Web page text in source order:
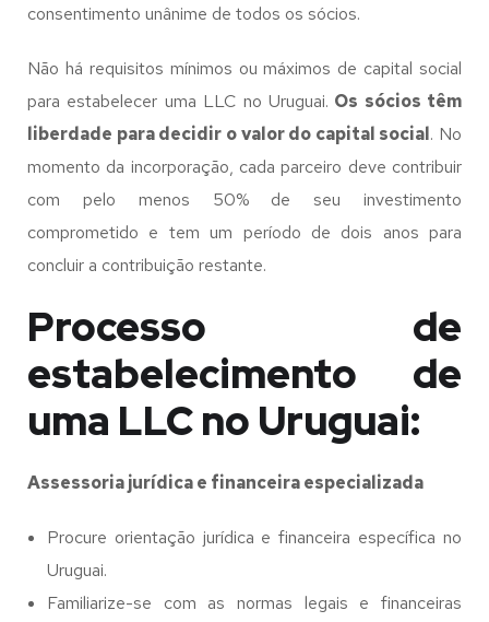
consentimento unânime de todos os sócios.
Não há requisitos mínimos ou máximos de capital social
para estabelecer uma LLC no Uruguai. Os sócios têm
liberdade para decidir o valor do capital social. No
momento da incorporação, cada parceiro deve contribuir
com pelo menos 50% de seu investimento
comprometido e tem um período de dois anos para
concluir a contribuição restante.
Processo de
estabelecimento de
uma LLC no Uruguai:
Assessoria jurídica e financeira especializada
Procure orientação jurídica e financeira específica no
Uruguai.
Familiarize-se com as normas legais e financeiras